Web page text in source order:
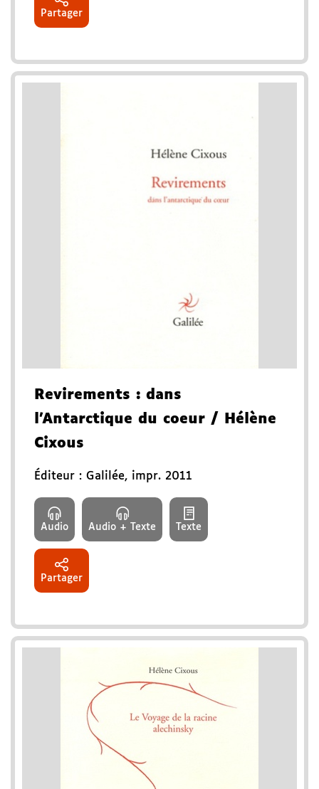
Partager
Revirements : dans
l'Antarctique du coeur / Hélène
Cixous
Éditeur : Galilée, impr. 2011
Audio Audio + Texte Texte
Partager